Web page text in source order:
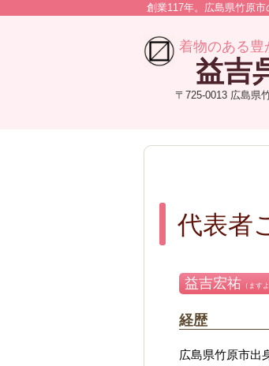
創業117年。広島県竹原
着物のある豊
益吉
〒725-0013 広島県竹
代表者
益吉宏祐 （ます
経歴
広島県竹原市出